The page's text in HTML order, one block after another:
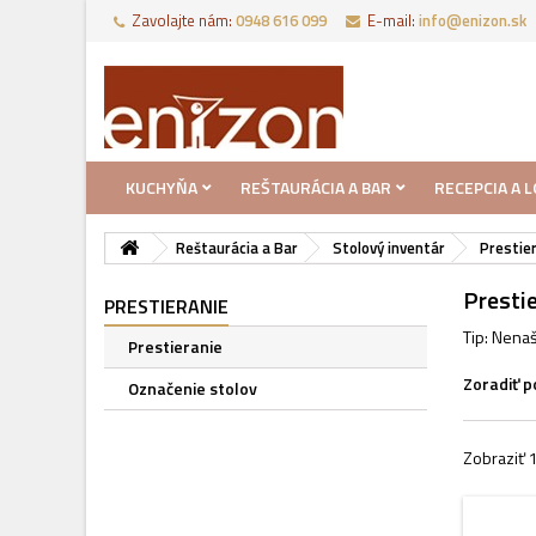
Zavolajte nám: 0948 616 099 E-mail: info@enizon.sk
KUCHYŇA REŠTAURÁCIA A BAR RECEPCIA A
Reštaurácia a Bar Stolový inventár
PRESTIERANIE
Prestieranie
Označenie stolov
Tip:
Zoradiť
Zobraziť